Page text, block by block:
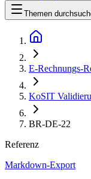
Themen
E-Rechnungs-
KoSIT
BR-DE-22
Referenz
Markdown-Export